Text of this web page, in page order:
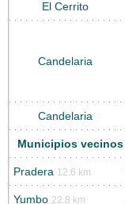
El Cerrito
Candelaria
Candelaria
Municipios vecinos
Pradera 12.6 km
Yumbo 22.8 km